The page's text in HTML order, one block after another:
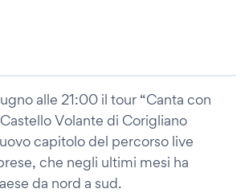
alle 21:00 il tour “Canta con
Volante di Corigliano
capitolo del percorso live
che negli ultimi mesi ha
da nord a sud.